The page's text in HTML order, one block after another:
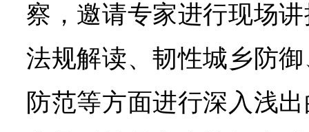
察，邀请专家进行现场
法规解读、韧性城乡防
防范等方面进行深入浅